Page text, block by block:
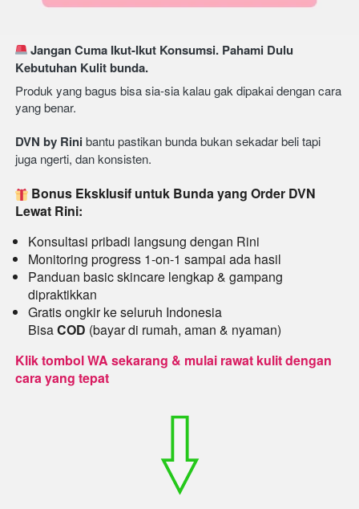
Jangan Cuma Ikut-Ikut Konsumsi. Pahami Dulu
Kebutuhan Kulit bunda.
Produk yang bagus bisa sia-sia kalau gak dipakai dengan cara
yang benar.
DVN by Rini bantu pastikan bunda bukan sekadar beli tapi
juga ngerti, dan konsisten.
Bonus Eksklusif untuk Bunda yang Order DVN
Lewat Rini:
Konsultasi pribadi langsung dengan Rini
Monitoring progress 1-on-1 sampai ada hasil
Panduan basic skincare lengkap & gampang
dipraktikkan
Gratis ongkir ke seluruh Indonesia
BisaCOD (bayar di rumah, aman & nyaman)
Klik tombol WA sekarang & mulai rawat kulit dengan
cara yang tepat